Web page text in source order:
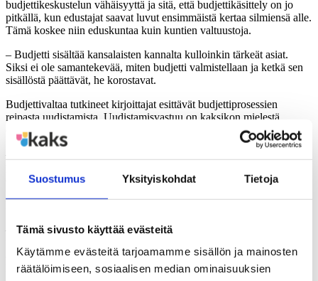
Suostumus Yksityiskohdat Tietoja
Tämä sivusto käyttää evästeitä
Käytämme evästeitä tarjoamamme sisällön ja mainosten
räätälöimiseen, sosiaalisen median ominaisuuksien
budjettikeskustelun vähäisyyttä ja sitä, että budjettikäsittely on jo
pitkällä, kun edustajat saavat luvut ensimmäistä kertaa silmiensä alle.
Tämä koskee niin eduskuntaa kuin kuntien valtuustoja.
– Budjetti sisältää kansalaisten kannalta kulloinkin tärkeät asiat.
Siksi ei ole samantekevää, miten budjetti valmistellaan ja ketkä sen
sisällöstä päättävät, he korostavat.
Budjettivaltaa tutkineet kirjoittajat esittävät budjettiprosessien
reipasta uudistamista. Uudistamisvastuu on kaksikon mielestä
eduskunnalla ja valtuustoilla itsellään.
ei saa olla pelkkä tekninen suoritus, jossa toteutetaan virkamiesten
– Valtuustoissa budjetin julkisia käsittelyvaiheita pitäisi olla
aikaa ja se täytyisi aloittaa nykyistä aikaisemmin. Voisiko budjettia
käsitellä esimerkiksi valtuuston julkisessa seminaarissa jo keväällä ja